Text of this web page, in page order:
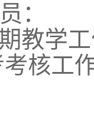
：
教学
核工